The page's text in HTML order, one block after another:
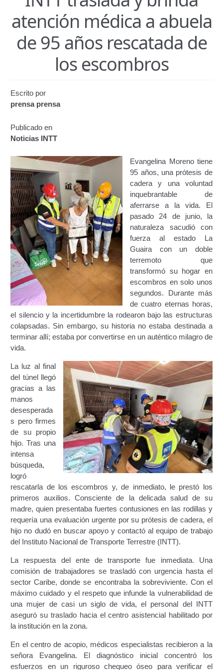
Certificación de Datos para Efectos Consulares con
Apostilla Electrónica
Emisión de Nuevo Certificado de Registro de
Automatizado)
Vehículo – Servicio Frecuente
Búsqueda Predictiva Woocommerce
Certificación de Datos para Efectos Consulares con
Apostilla Electrónica – Servicio Frecuente
Certificación Provisional de Prestación del Servicio de
Transporte Público de Personas Modalidad Periférico
(RUTAS SUBURBANA O INTERURBANAS) – Servicio
Frecuente
Consultas Privadas
Educación Vial
Escuelas del Transporte e Instructores de Manejo
Estacionamientos registrados ante el INTT
Estructura Organizativa del INTT
Homologación
Autorización de Circulación Para Unidades Que
Transportan Mercancía De Alto Riesgo.
Constancia De Cumplimiento Sobre Homologación
Para Vehículos Importados.
Constancia de cumplimiento sobre la composición
y ubicación Número de Identificación vehicular (NIV).
Homologación de Prototipo Vehicular.
Homologación Vehícular Por Reformas de
Importancia o Cambio de Características (Aplica para
Vehículos de Carga, Transporte de Personas y Gruas).
Registro de Empresas Fabricantes, Ensambladoras,
Carroceras, Importadoras, Distribuidoras y Talleres
Especializados en Reformas de Vehículos (REFECIV).
Junta Directiva
atención médica a abuela
de 95 años rescatada de
los escombros
Escrito por
prensa prensa
Publicado en
Noticias INTT
Evangelina Moreno tiene
95 años, una prótesis de
cadera y una voluntad
inquebrantable de
aferrarse a la vida. El
pasado 24 de junio, la
naturaleza sacudió con
fuerza al estado La
Guaira con un doble
terremoto que
transformó su hogar en
escombros en solo unos
segundos. Durante más
de cuatro eternas horas,
el silencio y la incertidumbre la rodearon bajo las estructuras
colapsadas. Sin embargo, su historia no estaba destinada a
terminar allí; estaba por convertirse en un auténtico milagro de
vida.
La luz al final
del túnel llegó
gracias a las
manos
desesperada
s pero firmes
de su propio
hijo. Tras una
intensa
búsqueda,
logró
rescatarla de los escombros y, de inmediato, le prestó los
primeros auxilios. Consciente de la delicada salud de su
madre, quien presentaba fuertes contusiones en las rodillas y
requería una evaluación urgente por su prótesis de cadera, el
hijo no dudó en buscar apoyo y contactó al equipo de trabajo
del Instituto Nacional de Transporte Terrestre (INTT).
La respuesta del ente de transporte fue inmediata. Una
comisión de trabajadores se trasladó con urgencia hasta el
sector Caribe, donde se encontraba la sobreviviente. Con el
máximo cuidado y el respeto que infunde la vulnerabilidad de
una mujer de casi un siglo de vida, el personal del INTT
aseguró su traslado hacia el centro asistencial habilitado por
la institución en la zona.
En el centro de acopio, médicos especialistas recibieron a la
señora Evangelina. El diagnóstico inicial concentró los
esfuerzos en un riguroso chequeo óseo para verificar el